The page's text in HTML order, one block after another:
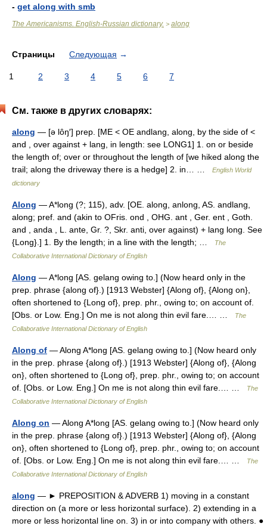
- get along with smb
The Americanisms. English-Russian dictionary. > along
Страницы Следующая →
1 2 3 4 5 6 7
См. также в других словарях:
along — [ə lôŋ′] prep. [ME < OE andlang, along, by the side of <
and , over against + lang, in length: see LONG1] 1. on or beside
the length of; over or throughout the length of [we hiked along the
trail; along the driveway there is a hedge] 2. in… …
English World
dictionary
Along — A*long (?; 115), adv. [OE. along, anlong, AS. andlang,
along; pref. and (akin to OFris. ond , OHG. ant , Ger. ent , Goth.
and , anda , L. ante, Gr. ?, Skr. anti, over against) + lang long. See
{Long}.] 1. By the length; in a line with the length; …
The
Collaborative International Dictionary of English
Along — A*long [AS. gelang owing to.] (Now heard only in the
prep. phrase {along of}.) [1913 Webster] {Along of}, {Along on},
often shortened to {Long of}, prep. phr., owing to; on account of.
[Obs. or Low. Eng.] On me is not along thin evil fare.… …
The
Collaborative International Dictionary of English
Along of — Along A*long [AS. gelang owing to.] (Now heard only
in the prep. phrase {along of}.) [1913 Webster] {Along of}, {Along
on}, often shortened to {Long of}, prep. phr., owing to; on account
of. [Obs. or Low. Eng.] On me is not along thin evil fare.… …
The
Collaborative International Dictionary of English
Along on — Along A*long [AS. gelang owing to.] (Now heard only
in the prep. phrase {along of}.) [1913 Webster] {Along of}, {Along
on}, often shortened to {Long of}, prep. phr., owing to; on account
of. [Obs. or Low. Eng.] On me is not along thin evil fare.… …
The
Collaborative International Dictionary of English
along — ► PREPOSITION & ADVERB 1) moving in a constant
direction on (a more or less horizontal surface). 2) extending in a
more or less horizontal line on. 3) in or into company with others. ●